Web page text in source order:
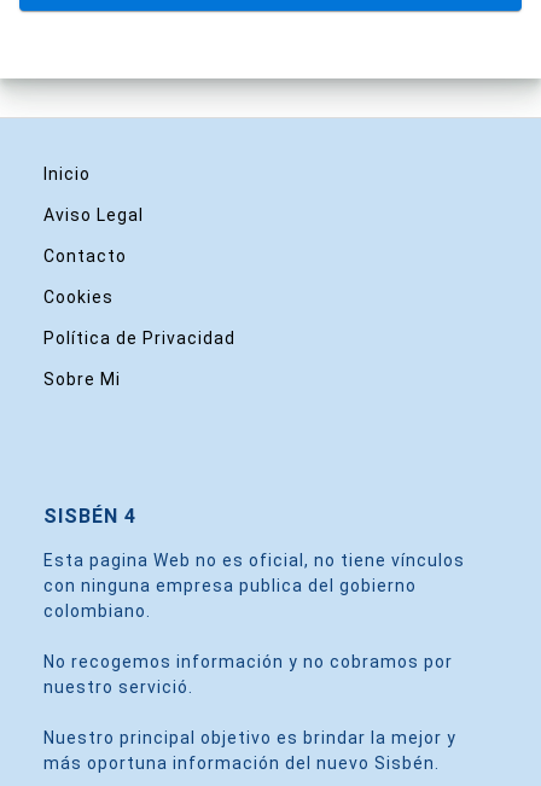
Inicio
Aviso Legal
Contacto
Cookies
Política de Privacidad
Sobre Mi
SISBÉN 4
Esta pagina Web no es oficial, no tiene vínculos
con ninguna empresa publica del gobierno
colombiano.
No recogemos información y no cobramos por
nuestro servició.
Nuestro principal objetivo es brindar la mejor y
más oportuna información del nuevo Sisbén.